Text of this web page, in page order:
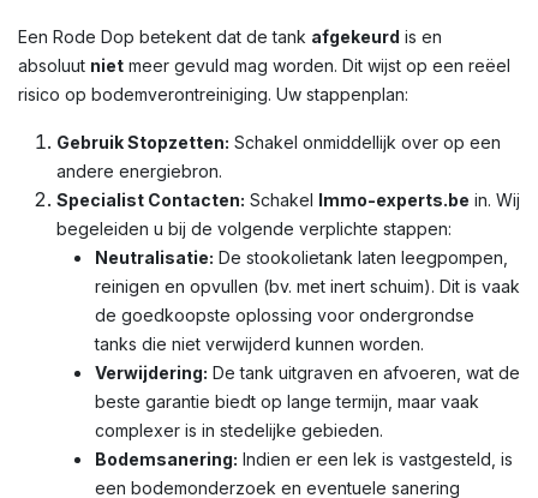
Een Rode Dop betekent dat de tank afgekeurd is en
absoluut niet meer gevuld mag worden. Dit wijst op een reëel
risico op bodemverontreiniging. Uw stappenplan:
Gebruik Stopzetten: Schakel onmiddellijk over op een
andere energiebron.
Specialist Contacten: Schakel Immo-experts.be in. Wij
begeleiden u bij de volgende verplichte stappen:
Neutralisatie: De stookolietank laten leegpompen,
reinigen en opvullen (bv. met inert schuim). Dit is vaak
de goedkoopste oplossing voor ondergrondse
tanks die niet verwijderd kunnen worden.
Verwijdering: De tank uitgraven en afvoeren, wat de
beste garantie biedt op lange termijn, maar vaak
complexer is in stedelijke gebieden.
Bodemsanering: Indien er een lek is vastgesteld, is
een bodemonderzoek en eventuele sanering